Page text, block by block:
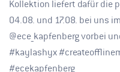
Kollektion liefert dafür die
04.08. und 17.08. bei uns
@ece_kapfenberg vorbei
#kaylashyx
#ecekapfenberg